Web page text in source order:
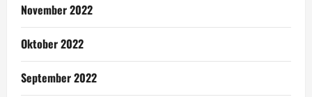
November 2022
Oktober 2022
September 2022